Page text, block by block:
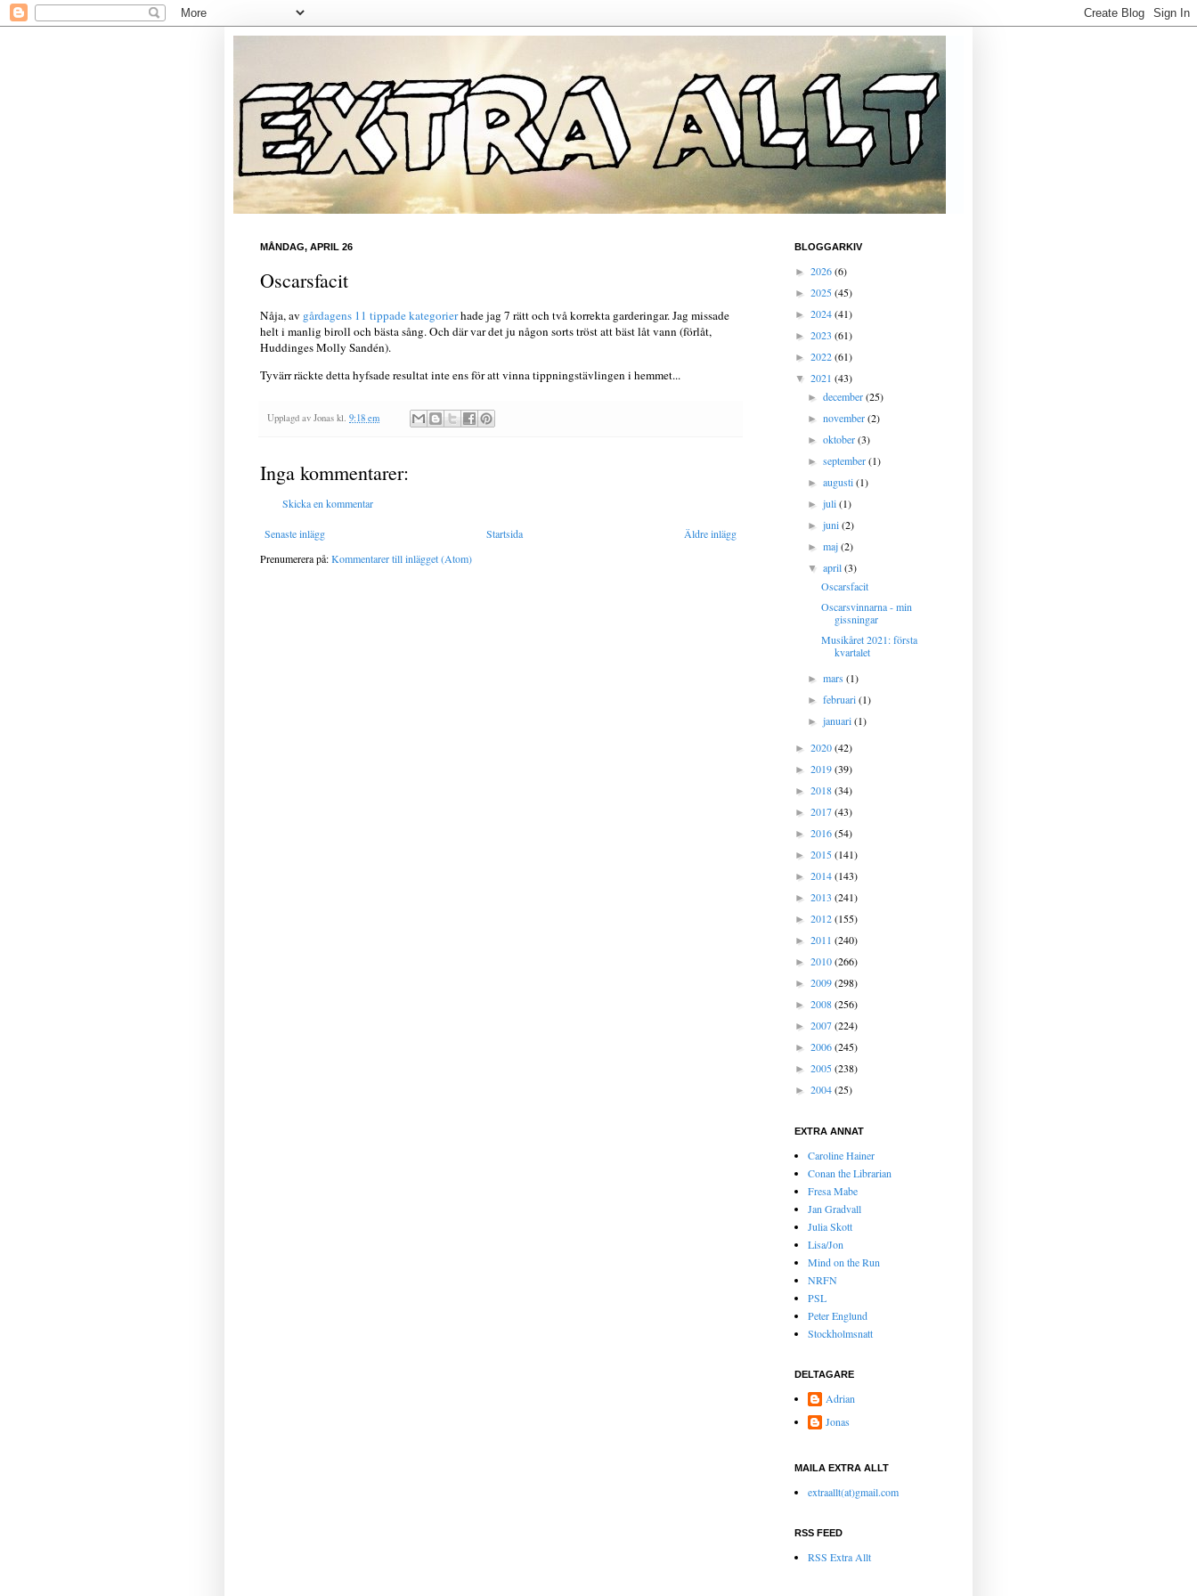
MÅNDAG, APRIL 26
Oscarsfacit
Nåja, av gårdagens 11 tippade kategorierhade jag 7 rätt och två korrekta garderingar. Jag missade
helt i manlig biroll och bästa sång. Och där var det ju någon sorts tröst att bäst låt vann (förlåt,
Huddinges Molly Sandén).
Tyvärr räckte detta hyfsade resultat inte ens för att vinna tippningstävlingen i hemmet...
Upplagd av Jonas kl. 9:18 em
Inga kommentarer:
Skicka en kommentar
Senaste inlägg Äldre inlägg
Startsida
Prenumerera på:Kommentarer till inlägget (Atom)
BLOGGARKIV
► 2026(6)
► 2025(45)
► 2024(41)
► 2023 (61)
► 2022(61)
▼ 2021 (43)
►december(25)
►november(2)
►oktober(3)
►september(1)
►augusti(1)
►juli(1)
►juni(2)
►maj(2)
▼april(3)
Oscarsfacit
Oscarsvinnarna - min
gissningar
Musikåret 2021: första
kvartalet
►mars(1)
►februari(1)
►januari(1)
► 2020(42)
► 2019(39)
► 2018(34)
► 2017(43)
► 2016(54)
► 2015(141)
► 2014(143)
► 2013 (241)
► 2012(155)
► 2011 (240)
► 2010(266)
► 2009(298)
► 2008(256)
► 2007(224)
► 2006(245)
► 2005(238)
► 2004(25)
EXTRA ANNAT
Caroline Hainer
Conan the Librarian
Fresa Mabe
Jan Gradvall
Julia Skott
Lisa/Jon
Mind on the Run
NRFN
PSL
Peter Englund
Stockholmsnatt
DELTAGARE
Adrian
Jonas
MAILA EXTRA ALLT
extraallt(at)gmail.com
RSS FEED
RSS Extra Allt